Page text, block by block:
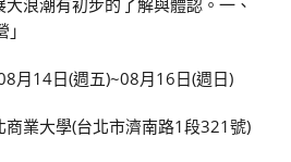
浪潮有初步的了解與體認。一、
月14日(週五)~08月16日(週日)
業大學(台北市濟南路1段321號)